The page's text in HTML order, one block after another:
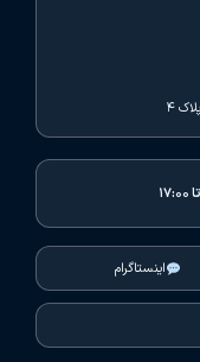
۴
اینستاگرام